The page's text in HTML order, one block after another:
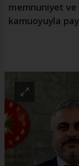
memnuniyet
kamuoyuyla